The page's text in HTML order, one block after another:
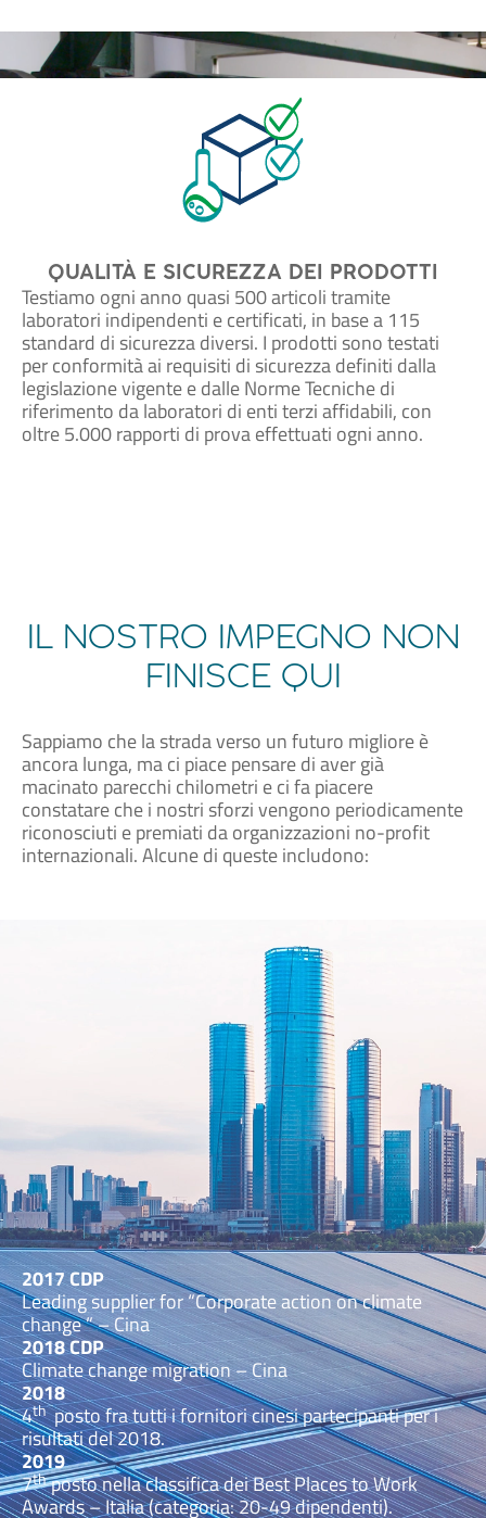
QUALITÀ E SICUREZZA DEI PRODOTTI
Testiamo ogni anno quasi 500 articoli tramite
laboratori indipendenti e certificati, in base a 115
standard di sicurezza diversi. I prodotti sono testati
per conformità ai requisiti di sicurezza definiti dalla
legislazione vigente e dalle Norme Tecniche di
riferimento da laboratori di enti terzi affidabili, con
oltre 5.000 rapporti di prova effettuati ogni anno.
IL NOSTRO IMPEGNO NON
FINISCE QUI
Sappiamo che la strada verso un futuro migliore è
ancora lunga, ma ci piace pensare di aver già
macinato parecchi chilometri e ci fa piacere
constatare che i nostri sforzi vengono periodicamente
riconosciuti e premiati da organizzazioni no-profit
internazionali. Alcune di queste includono:
2017 CDP
Leading supplier for “Corporate action on climate
change ” – Cina
2018 CDP
Climate change migration – Cina
2018
4thposto fra tutti i fornitori cinesi partecipanti per i
risultati del 2018.
2019
7thposto nella classifica dei Best Places to Work
Awards – Italia (categoria: 20-49 dipendenti).